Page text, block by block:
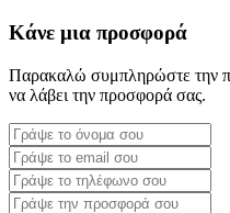
Κάνε μια προσφορά
Παρακαλώ συμπληρώστε την
να λάβει την προσφορά σας.